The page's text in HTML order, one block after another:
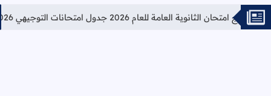
الثانوية العامة للعام 2026 جدول امتحانات التوجيهي 2026